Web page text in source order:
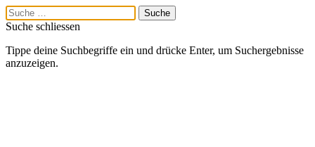
Suche schliessen
Tippe deine Suchbegriffe ein und drücke Enter, um Suchergebnisse
anzuzeigen.